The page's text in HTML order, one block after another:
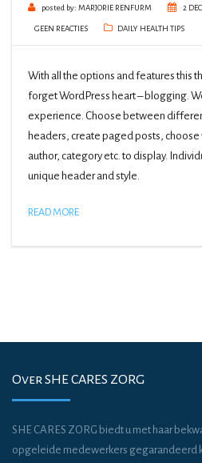
posted by: MARJORIE RENFURM 2
GEEN REACTIES DAILY HEALTH TIPS
With all the options and features this
forget WordPress heart – blogging.
experience. Choose between
headers, create paged posts,
author, category etc. to display.
unique header and style.
READ MORE
Over SHE CARES ZORG
SHE CARES ZORG biedt u met haar
opgeleide medewerkers gegarandeerd